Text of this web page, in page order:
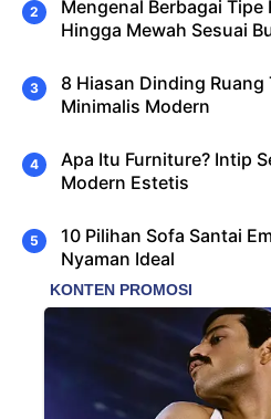
Mengenal Berbagai Tipe
Hingga Mewah Sesuai
8 Hiasan Dinding Ruang
Minimalis Modern
Apa Itu Furniture? Intip
Modern Estetis
10 Pilihan Sofa Santai
Nyaman Ideal